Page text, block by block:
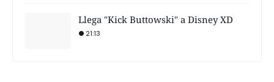
Llega "Kick Buttowski" a Disney XD
21:13